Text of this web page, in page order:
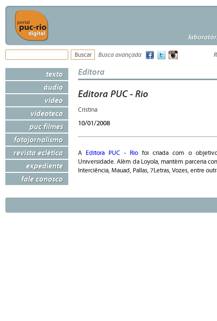
Busca avançada
texto
áudio
vídeo
videoteca
puc filmes
fotojornalismo
revista eclética
expediente
fale conosco
Editora
Editora PUC - Rio
Cristina
10/01/2008
A Editora PUC - Rio foi criada com o
Universidade. Além da Loyola, mantém parceria
Interciência, Mauad, Pallas, 7Letras, Vozes, entre